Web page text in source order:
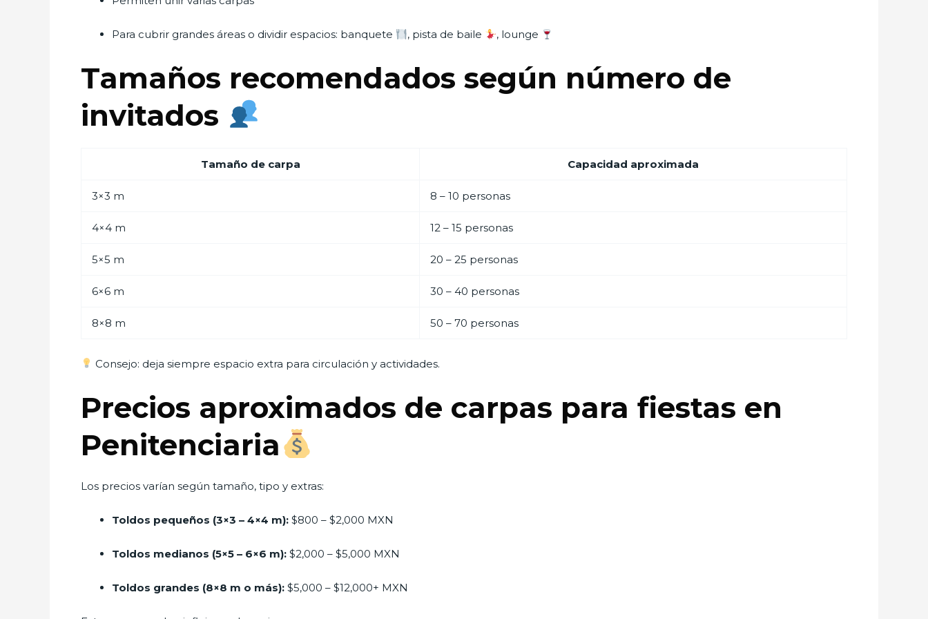
Para cubrir grandes áreas o dividir espacios: banquete , pista de baile , lounge
Tamaños recomendados según número de
invitados
Tamaño de carpa Capacidad aproximada
3×3 m 8 – 10 personas
4×4 m 12 – 15 personas
5×5 m 20 – 25 personas
6×6 m 30 – 40 personas
8×8 m 50 – 70 personas
Consejo: deja siempre espacio extra para circulación y actividades.
Precios aproximados de carpas para fiestas en
Penitenciaria
Los precios varían según tamaño, tipo y extras:
Toldos pequeños (3×3 – 4×4 m): $800 – $2,000 MXN
Toldos medianos (5×5 – 6×6 m): $2,000 – $5,000 MXN
Toldos grandes (8×8 m o más): $5,000 – $12,000+ MXN